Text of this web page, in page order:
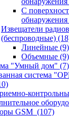
С
Извещатели
(беспроводные)
Линейные (9)
Объемные (9)
"Умный дом" (7)
система
GSM (107)